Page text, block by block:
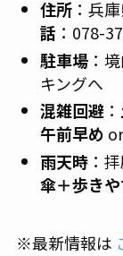
住所：兵
話 ：078-
駐車場：
キングへ
混雑回避：
午前早め
雨天時：
傘＋歩き
※最新情報は